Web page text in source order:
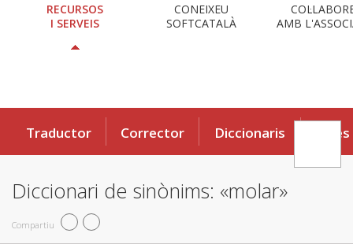
RECURSOS
I SERVEIS
CONEIXEU
SOFTCATALÀ
AMB
Traductor Corrector Diccionaris Eines
Diccionari de sinònims: «molar»
Compartiu